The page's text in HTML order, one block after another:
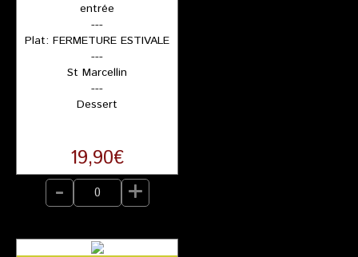
entrée
---
Plat: FERMETURE ESTIVALE
---
St Marcellin
---
Dessert
19,90€
- +